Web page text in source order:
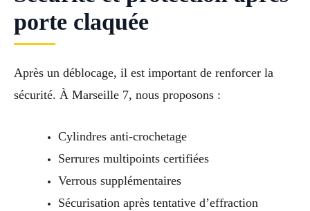
porte claquée
Après un déblocage, il est important de renforcer la
sécurité. À Marseille 7, nous proposons :
Cylindres anti-crochetage
Serrures multipoints certifiées
Verrous supplémentaires
Sécurisation après tentative d’effraction